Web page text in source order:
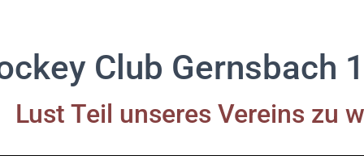
Club Gernsbach
Lust Teil unseres Vereins zu